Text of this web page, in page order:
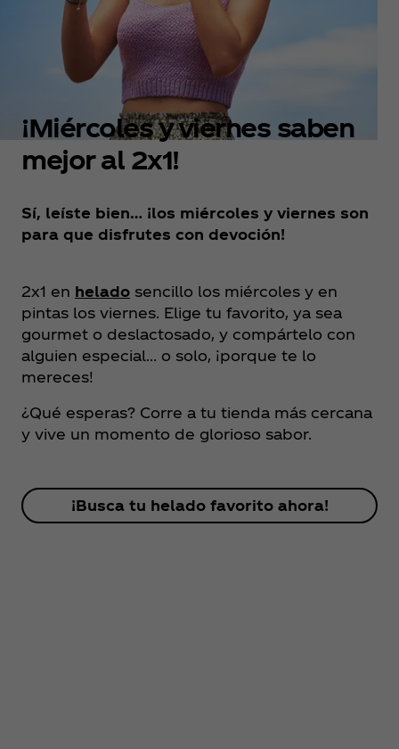
¡Miércoles y viernes saben
mejor al 2x1!
Sí, leíste bien… ¡los miércoles y viernes son
para que disfrutes con devoción!
2x1 en helado sencillo los miércoles y en
pintas los viernes. Elige tu favorito, ya sea
gourmet o deslactosado, y compártelo con
alguien especial… o solo, ¡porque te lo
mereces!
¿Qué esperas? Corre a tu tienda más cercana
y vive un momento de glorioso sabor.
¡Busca tu helado favorito ahora!